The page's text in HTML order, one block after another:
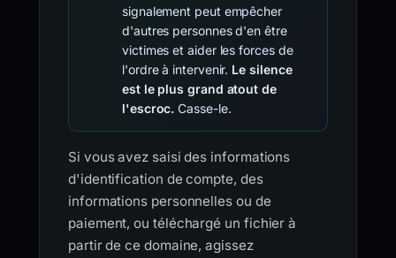
signalement peut empêcher
d'autres personnes d'en être
victimes et aider les forces de
l'ordre à intervenir. Le silence
est le plus grand atout de
l'escroc. Casse-le.
Si vous avez saisi des informations
d'identification de compte, des
informations personnelles ou de
paiement, ou téléchargé un fichier à
partir de ce domaine, agissez